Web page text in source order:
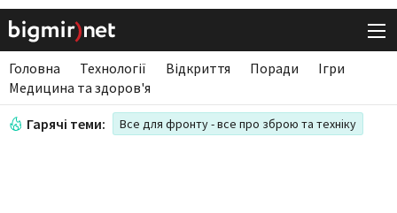
Головна Технології Відкриття Поради
Ігри
Медицина та здоров'я
Гарячі теми: Все для фронту - все про зброю та техніку